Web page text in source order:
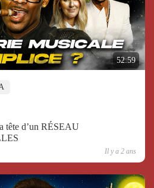
52:59
d’un RÉSEAU
Il y a 2 ans